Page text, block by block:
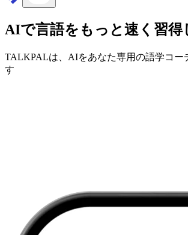
AIで言語をもっと速く習得
TALKPALは、AIをあなた専用の語学コー
す